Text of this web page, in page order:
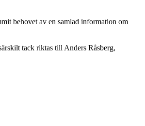
behovet av en samlad information om
tack riktas till Anders Råsberg,